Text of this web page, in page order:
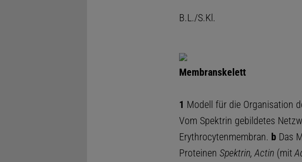
B.L./S.Kl.
Membranskelett
1 Modell für die Organisation
Vom Spektrin gebildetes
Erythrocytenmembran. bDas
Proteinen Spektrin, Actin (mit